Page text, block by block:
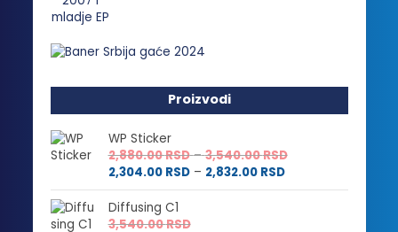
Proizvodi
WP Sticker
2,880.00RSD – 3,540.00RSDRaspon
od
2,304.00 RSD – 2,832.00 RSDRaspon
cena:
Diffusing C1
3,540.00RSD